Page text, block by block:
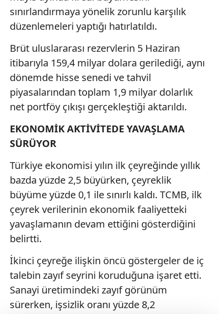
sınırlandırmaya yönelik zorunlu karşılık
düzenlemeleri yaptığı hatırlatıldı.
Brüt uluslararası rezervlerin 5 Haziran
itibarıyla 159,4 milyar dolara gerilediği, aynı
dönemde hisse senedi ve tahvil
piyasalarından toplam 1,9 milyar dolarlık
net portföy çıkışı gerçekleştiği aktarıldı.
EKONOMİK AKTİVİTEDE YAVAŞLAMA
SÜRÜYOR
Türkiye ekonomisi yılın ilk çeyreğinde yıllık
bazda yüzde 2,5 büyürken, çeyreklik
büyüme yüzde 0,1 ile sınırlı kaldı. TCMB, ilk
çeyrek verilerinin ekonomik faaliyetteki
yavaşlamanın devam ettiğini gösterdiğini
belirtti.
İkinci çeyreğe ilişkin öncü göstergeler de iç
talebin zayıf seyrini koruduğuna işaret etti.
Sanayi üretimindeki zayıf görünüm
sürerken, işsizlik oranı yüzde 8,2